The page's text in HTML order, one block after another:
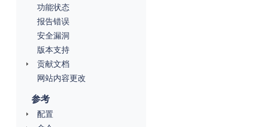
功能状态
报告错误
安全漏洞
版本支持
贡献文档
网站内容更改
参考
配置